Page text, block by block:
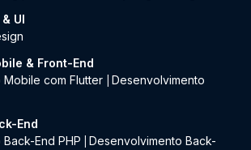
UI
& Front-End
com Flutter
Desenvolvimento
End
End PHP
Desenvolvimento Back-